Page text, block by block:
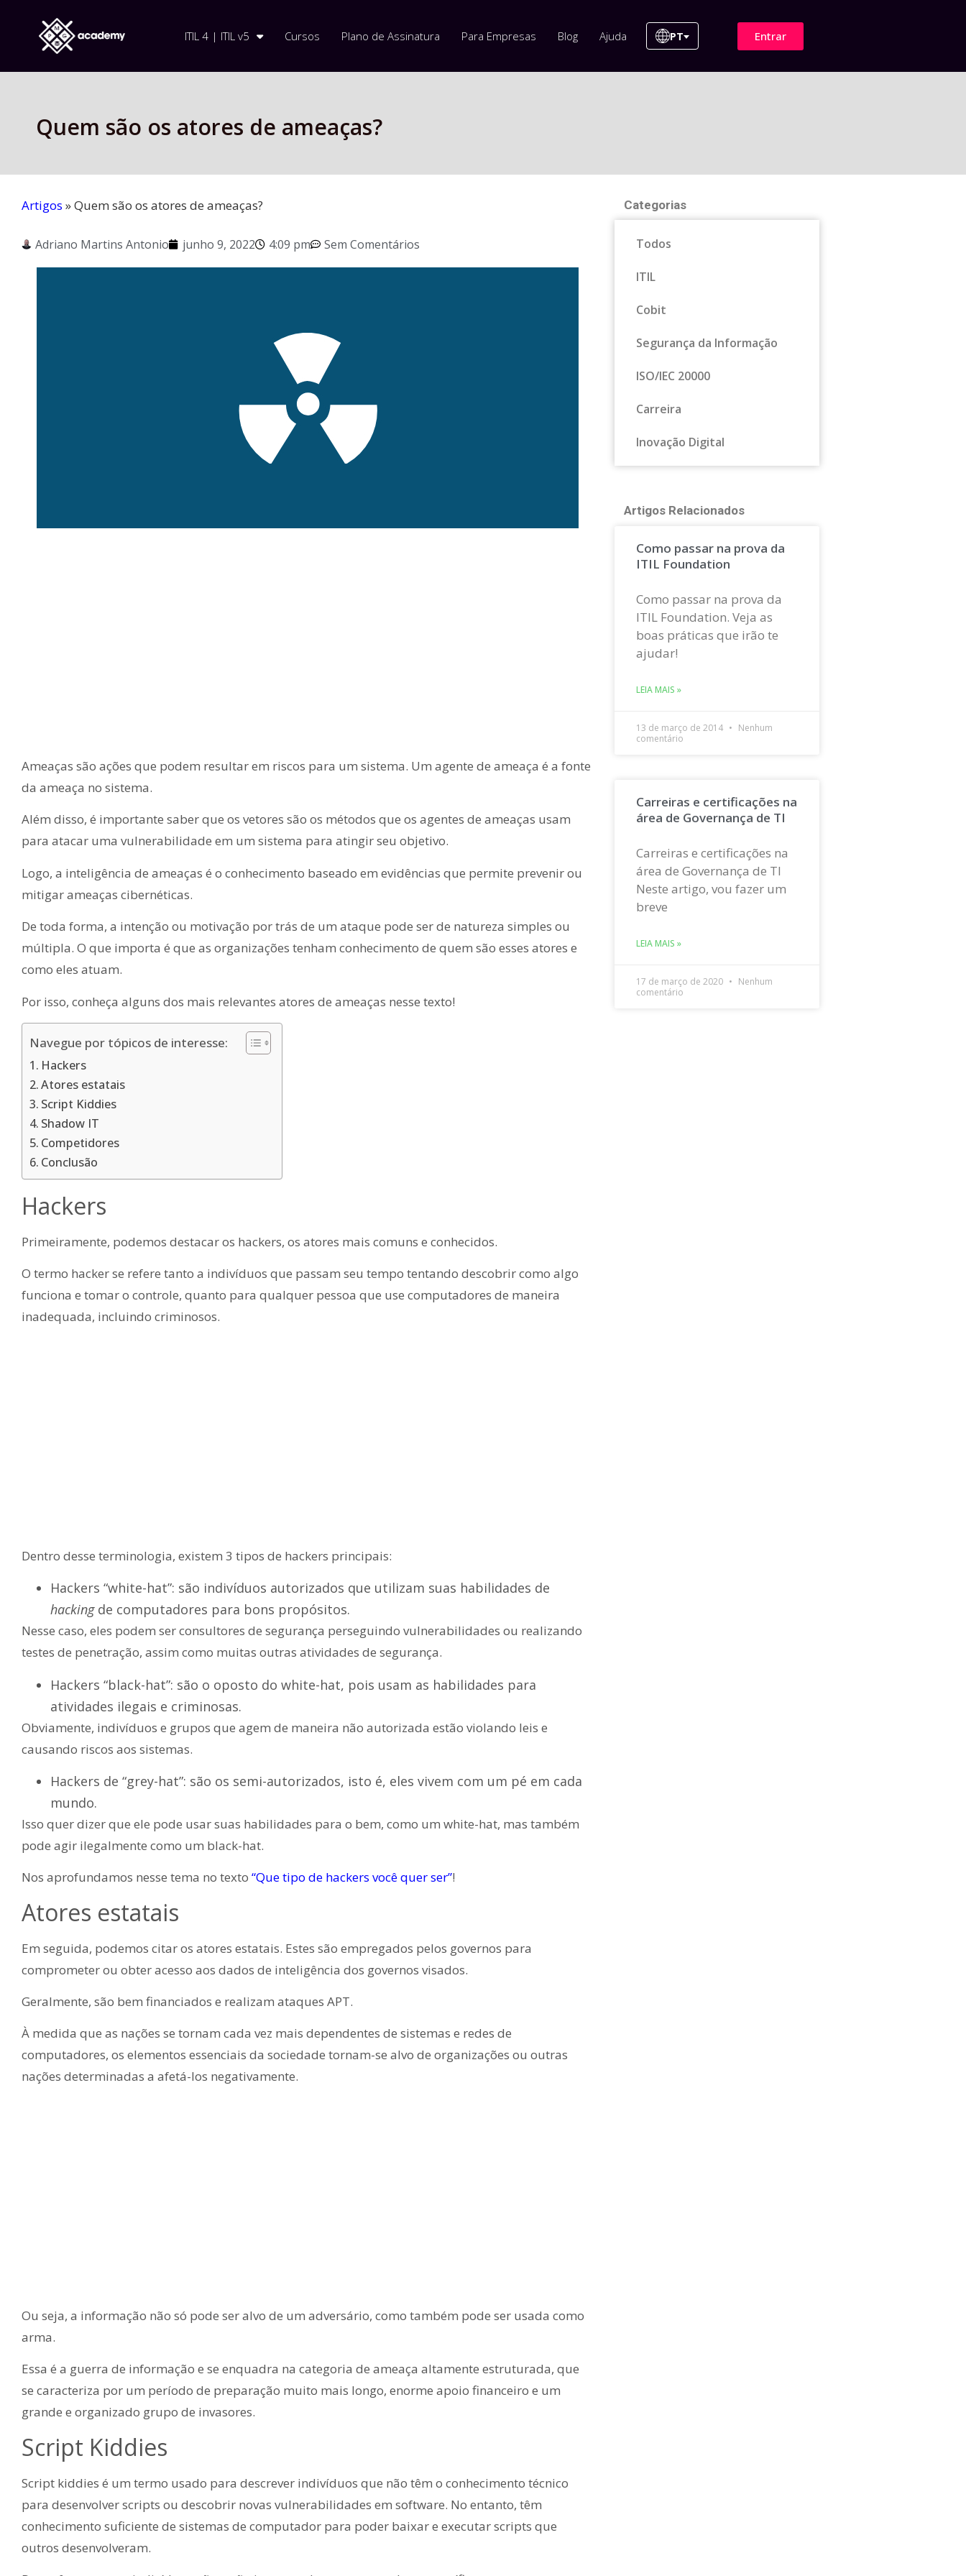
ITIL 4 | ITIL v5 Cursos Plano de Assinatura Para Empresas Blog Ajuda PT Entrar
Quem são os atores de ameaças?
Artigos »Quem são os atores de ameaças?
Adriano Martins Antonio junho 9, 2022 4:09 pm Sem Comentários
Ameaças são ações que podem resultar em riscos para um sistema. Um agente de ameaça é a fonte
da ameaça no sistema.
Além disso, é importante saber que os vetores são os métodos que os agentes de ameaças usam
para atacar uma vulnerabilidade em um sistema para atingir seu objetivo.
Logo, a inteligência de ameaças é o conhecimento baseado em evidências que permite prevenir ou
mitigar ameaças cibernéticas.
De toda forma, a intenção ou motivação por trás de um ataque pode ser de natureza simples ou
múltipla. O que importa é que as organizações tenham conhecimento de quem são esses atores e
como eles atuam.
Por isso, conheça alguns dos mais relevantes atores de ameaças nesse texto!
Navegue por tópicos de interesse:
Hackers
Atores estatais
Script Kiddies
Shadow IT
Competidores
Conclusão
Hackers
Primeiramente, podemos destacar os hackers, os atores mais comuns e conhecidos.
O termo hacker se refere tanto a indivíduos que passam seu tempo tentando descobrir como algo
funciona e tomar o controle, quanto para qualquer pessoa que use computadores de maneira
inadequada, incluindo criminosos.
Dentro desse terminologia, existem 3 tipos de hackers principais:
Hackers “white-hat”: são indivíduos autorizados que utilizam suas habilidades de
hackingde computadores para bons propósitos.
Nesse caso, eles podem ser consultores de segurança perseguindo vulnerabilidades ou realizando
testes de penetração, assim como muitas outras atividades de segurança.
Hackers “black-hat”: são o oposto do white-hat, pois usam as habilidades para
atividades ilegais e criminosas.
Obviamente, indivíduos e grupos que agem de maneira não autorizada estão violando leis e
causando riscos aos sistemas.
Hackers de “grey-hat”: são os semi-autorizados, isto é, eles vivem com um pé em cada
mundo.
Isso quer dizer que ele pode usar suas habilidades para o bem, como um white-hat, mas também
pode agir ilegalmente como um black-hat.
Nos aprofundamos nesse tema no texto “Que tipo de hackers você quer ser”!
Atores estatais
Em seguida, podemos citar os atores estatais. Estes são empregados pelos governos para
comprometer ou obter acesso aos dados de inteligência dos governos visados.
Geralmente, são bem financiados e realizam ataques APT.
À medida que as nações se tornam cada vez mais dependentes de sistemas e redes de
computadores, os elementos essenciais da sociedade tornam-se alvo de organizações ou outras
nações determinadas a afetá-los negativamente.
Ou seja, a informação não só pode ser alvo de um adversário, como também pode ser usada como
arma.
Essa é a guerra de informação e se enquadra na categoria de ameaça altamente estruturada, que
se caracteriza por um período de preparação muito mais longo, enorme apoio financeiro e um
grande e organizado grupo de invasores.
Script Kiddies
Script kiddies é um termo usado para descrever indivíduos que não têm o conhecimento técnico
para desenvolver scripts ou descobrir novas vulnerabilidades em software. No entanto, têm
conhecimento suficiente de sistemas de computador para poder baixar e executar scripts que
outros desenvolveram.
Categorias
Todos
ITIL
Cobit
Segurança da Informação
ISO/IEC 20000
Carreira
Inovação Digital
Artigos Relacionados
Como passar na prova da
ITIL Foundation
Como passar na prova da
ITIL Foundation. Veja as
boas práticas que irão te
ajudar!
LEIA MAIS »
13 de março de 2014
Nenhum
comentário
Carreiras e certificações na
área de Governança de TI
Carreiras e certificações na
área de Governança de TI
Neste artigo, vou fazer um
breve
LEIA MAIS »
17 de março de 2020
Nenhum
comentário